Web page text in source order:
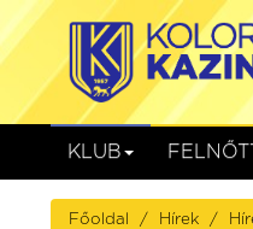
KLUB
Főoldal Hírek